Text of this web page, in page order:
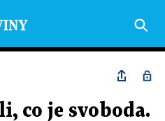
co je svoboda.